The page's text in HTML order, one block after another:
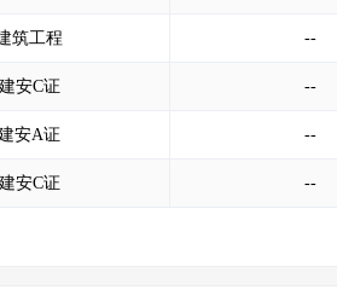
筑工程 --
建安C证 --
安A证 --
建安C证 --